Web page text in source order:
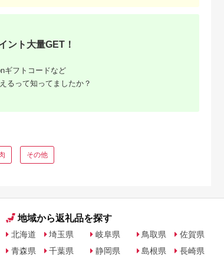
簡単調理 レトルト 電
子レンジ対応 温める
057-32】
ント大量GET！
ギフトコードなど
るって知ってましたか？
その他
地域から返礼品を探す
北海道
青森県
埼玉県
千葉県
岐阜県
静岡県
鳥取県
島根県
佐賀県
長崎県